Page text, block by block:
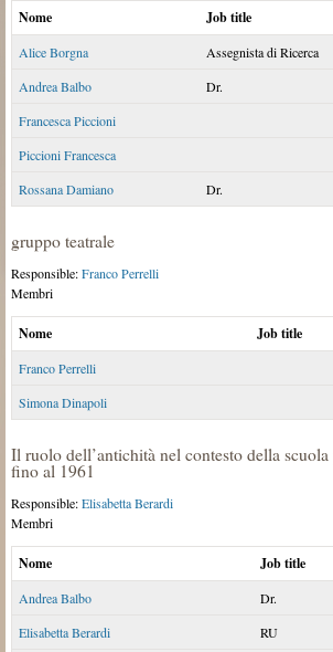
Nome Job title
Alice Borgna
Assegnista di Ricerca
Andrea Balbo
Dr.
Francesca Piccioni
Piccioni Francesca
Rossana Damiano
Dr.
gruppo teatrale
Responsible:Franco Perrelli
Membri
Nome Job title
Franco Perrelli
Simona Dinapoli
Il ruolo dell’antichità nel contesto della scuola
fino al 1961
Responsible:Elisabetta Berardi
Membri
Nome Job title
Andrea Balbo
Dr.
Elisabetta Berardi
RU